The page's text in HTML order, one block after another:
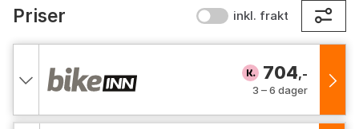
Priser inkl. frakt
704,-
3 – 6 dager